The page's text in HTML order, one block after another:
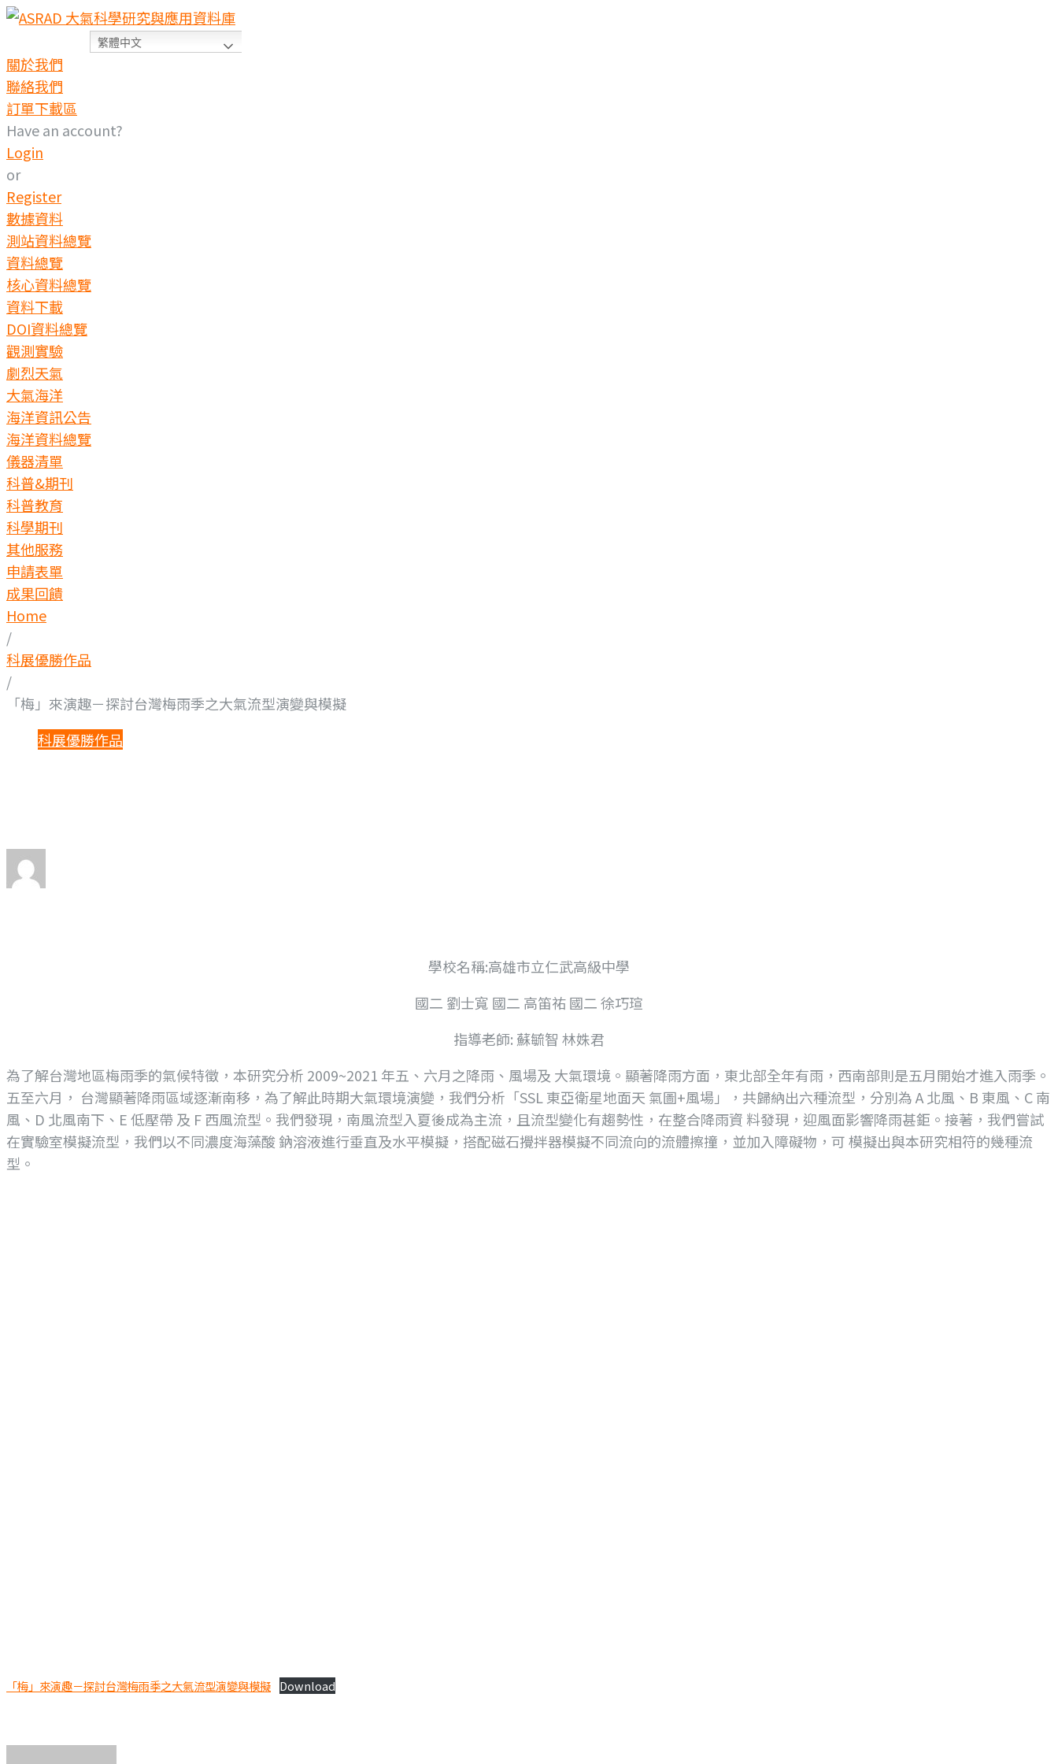
Skip
content
繁體中文
關於我們
聯絡我們
訂單下載區
Have an account?
Login
or
Register
數據資料
測站資料總覽
資料總覽
核心資料總覽
資料下載
DOI資料總覽
觀測實驗
劇烈天氣
大氣海洋
海洋資訊公告
海洋資料總覽
儀器清單
科普&期刊
科普教育
科學期刊
其他服務
申請表單
成果回饋
Home
/
科展優勝作品
/
「梅」來演趣－探討台灣梅雨季之大氣流型演變與模擬
科展優勝作品
學校名稱:高雄市立仁武高級中學
國二 劉士寬 國二 高笛祐 國二 徐巧瑄
指導老師: 蘇毓智 林姝君
為了解台灣地區梅雨季的氣候特徵，本研究分析 2009~2021 年五、六月之降雨、風場及 大氣環境。顯著降雨方面，東北部全年有雨，西南部則是五月開始才進入雨季。
五至六月， 台灣顯著降雨區域逐漸南移，為了解此時期大氣環境演變，我們分析「SSL 東亞衛星地面天 氣圖+風場」，共歸納出六種流型，分別為 A 北風、B 東風、C 南
風、D 北風南下、E 低壓帶 及 F 西風流型。我們發現，南風流型入夏後成為主流，且流型變化有趨勢性，在整合降雨資 料發現，迎風面影響降雨甚鉅。接著，我們嘗試
在實驗室模擬流型，我們以不同濃度海藻酸 鈉溶液進行垂直及水平模擬，搭配磁石攪拌器模擬不同流向的流體擦撞，並加入障礙物，可 模擬出與本研究相符的幾種流
型。
「梅」來演趣－探討台灣梅雨季之大氣流型演變與模擬 Download